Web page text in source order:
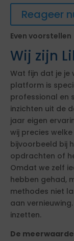
Reageer
Even voorstellen
Wij zijn
Wat fijn dat je je
platform is
professional en
inzichten uit de
jaar eigen
wij precies
bijvoorbeeld bij
opdrachten of
Omdat we zelf
hebben gehad,
methodes niet
aan
inzetten.
De